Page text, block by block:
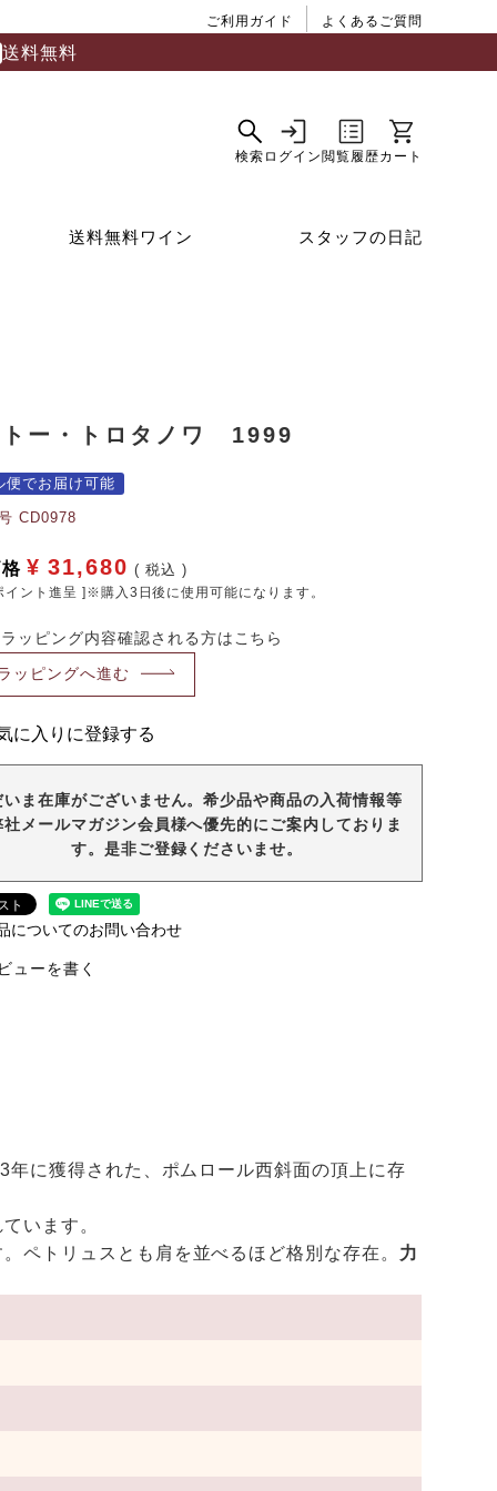
ご利用ガイド よくあるご質問
送料無料
送料無料ワイン スタッフの日記
トー・トロタノワ 1999
便でお届け可能
CD0978
¥ 31,680 税込
イント進呈 ]※購入3日後に使用可能になります。
ッピング内容確認される方はこちら
ッピングへ進む
に入りに登録する
いま在庫がございません。希少品や商品の入荷情報等
社メールマガジン会員様へ優先的にご案内しておりま
す。是非ご登録くださいませ。
についてのお問い合わせ
ューを書く
に獲得された、ポムロール西斜面の頂上に存
います。
ペトリュスとも肩を並べるほど格別な存在。 力